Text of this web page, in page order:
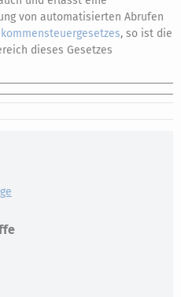
von automatisierten Abrufen
, so ist die
dieses Gesetzes